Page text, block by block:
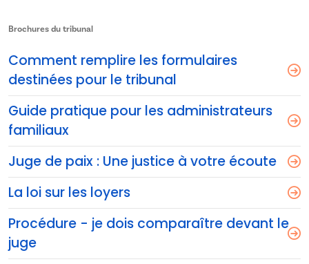
Brochures du tribunal
Comment remplire les formulaires
destinées pour le tribunal
Guide pratique pour les administrateurs
familiaux
Juge de paix : Une justice à votre écoute
La loi sur les loyers
Procédure - je dois comparaître devant le
juge